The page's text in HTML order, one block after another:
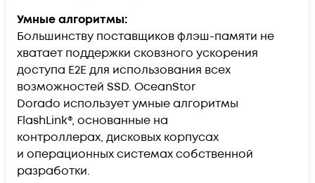
Умные алгоритмы:
Большинству поставщиков флэш-памяти не
хватает поддержки сковзного ускорения
доступа E2E для использования всех
возможностей SSD. OceanStor
Dorado использует умные алгоритмы
FlashLink®, основанные на
контроллерах, дисковых корпусах
и операционных системах собственной
разработки.